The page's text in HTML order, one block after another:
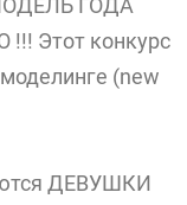
ГОДА
Этот конкурс
(new
ДЕВУШКИ